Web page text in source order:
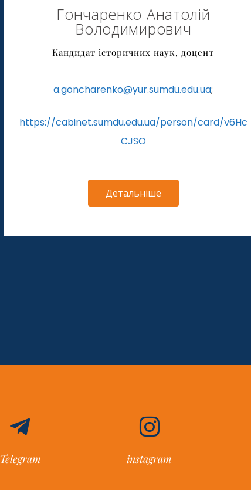
Гончаренко Анатолій
Володимирович
Кандидат історичних наук, доцент
a.goncharenko@yur.sumdu.edu.ua;
https://cabinet.sumdu.edu.ua/person/card/v6Hc
CJSO
Детальніше
Telegram instagram